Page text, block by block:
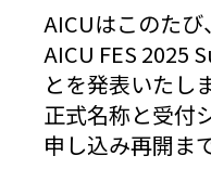
AICUはこのた
AICU FES 2025
とを発表いたし
正式名称と受付
申し込み再開ま